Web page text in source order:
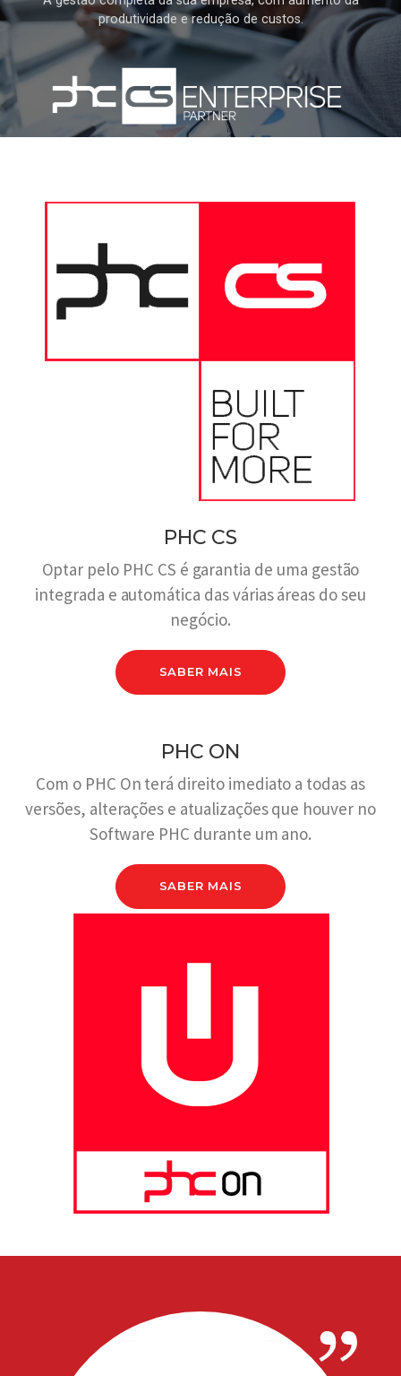
produtividade e redução de custos.
PHC CS
Optar pelo PHC CS é garantia de uma gestão
integrada e automática das várias áreas do seu
negócio.
SABER MAIS
PHC ON
Com o PHC On terá direito imediato a todas as
versões, alterações e atualizações que houver no
Software PHC durante um ano.
SABER MAIS